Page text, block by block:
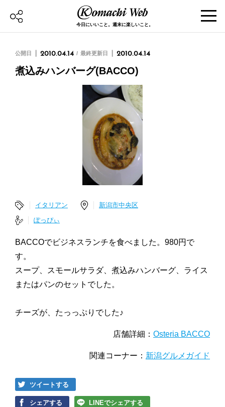
今日にいいこと。週末に楽しいこと。
公開日 2010.04.14 最終更新日 2010.04.14
煮込みハンバーグ(BACCO)
イタリアン
新潟市中央区
ぽっぴぃ
BACCOでビジネスランチを食べました。980円で
す。
スープ、スモールサラダ、煮込みハンバーグ、ライス
またはパンのセットでした。
チーズが、たっっぷりでした♪
店舗詳細： Osteria BACCO
関連コーナー： 新潟グルメガイド
ツイートする
シェアする LINEでシェアする